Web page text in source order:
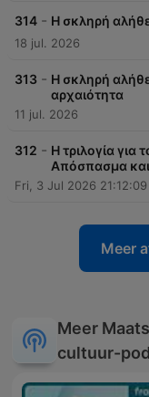
314 - Η σκληρή
18 jul. 2026
313 - Η σκληρή
αρχαιότητα
11 jul. 2026
312 - H τριλογία
Απόσπασμα
Fri, 3 Jul 2026
Meer
Meer
cultuur-